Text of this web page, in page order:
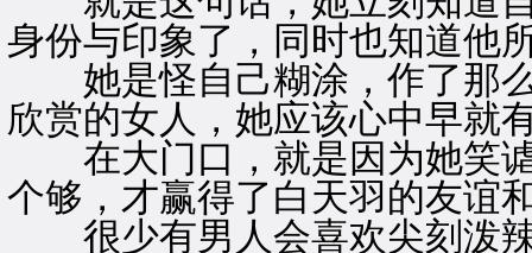
身份与印象了，同时也知道他
她是怪自己糊涂，作了那么
欣赏的女人，她应该心中早就
在大门口，就是因为她笑谑
个够，才赢得了白天羽的友谊
很少有男人会喜欢尖刻泼辣